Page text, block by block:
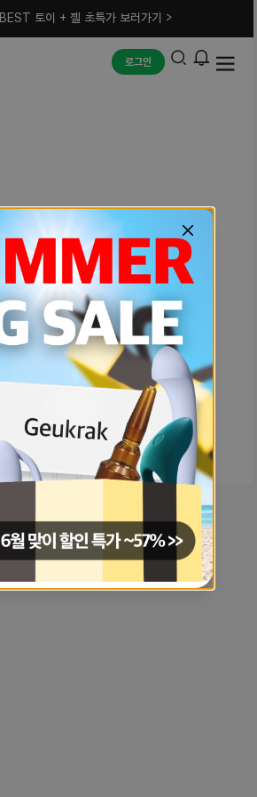
BEST 토이 + 젤 초특가 보러가기 >
로그인
예상치 못한 에러입니다.